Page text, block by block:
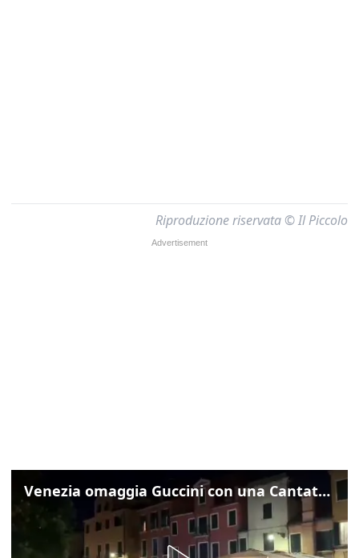
Riproduzione riservata © Il Piccolo
Venezia omaggia Guccini con una Cantata Anarchica in campo Santa Margherita